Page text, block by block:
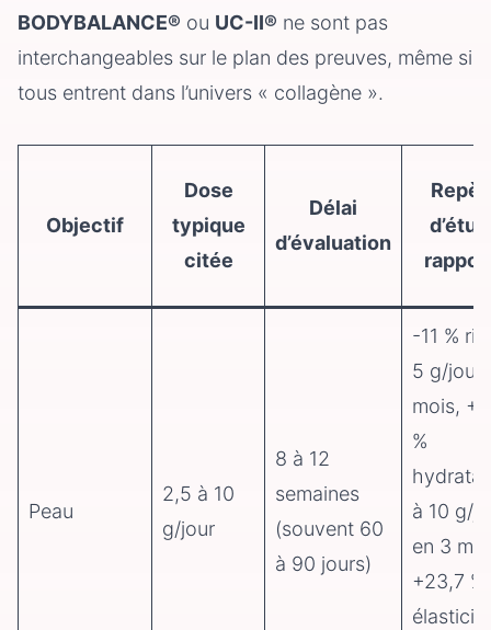
BODYBALANCE® ou UC-II® ne sont pas
interchangeables sur le plan des preuves, même si
tous entrent dans l’univers « collagène ».
Objectif
Dose
typique
citée
Délai
d’évaluation
Peau
2,5 à 10
g/jour
8 à 12
semaines
(souvent 60
à 90 jours)
-11 %
5 g/jour
mois,
%
à 10 g/
en 3
+23,7 %